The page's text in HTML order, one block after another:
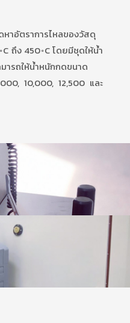
าอัตราการไหลของวัสดุ
ถึง 450◦C โดยมีชุดให้น้ำ
ารถให้น้ำหนักกดขนาด
10,000, 12,500 และ